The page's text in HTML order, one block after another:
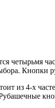
четырьмя
Кнопки
из 4-х